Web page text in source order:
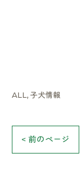
ALL 子犬情報
< 前のページ